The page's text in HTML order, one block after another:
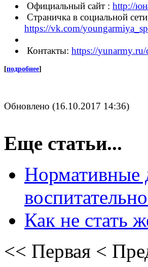
Официальный сайт : http://
Страничка в социальной
https://vk.com/youngarmiya
Контакты: https://yunarmy.ru/
[подробнее]
Обновлено (16.10.2017 14:36)
Еще статьи...
Нормативные
Как не стать
<< Первая <